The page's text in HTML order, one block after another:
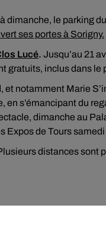
dimanche, le parking
ses portes à Sorigny.
Lucé. Jusqu’au 21
inclus dans le
et notamment Marie
en s’émancipant du
dimanche au
Expos de Tours samedi
distances sont
de Vierzon… 20
ou exposition sont